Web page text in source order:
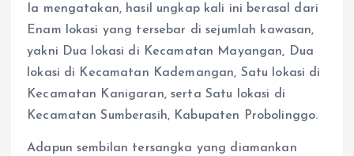
Ia mengatakan, hasil ungkap kali ini berasal dari
Enam lokasi yang tersebar di sejumlah kawasan,
yakni Dua lokasi di Kecamatan Mayangan, Dua
lokasi di Kecamatan Kademangan, Satu lokasi di
Kecamatan Kanigaran, serta Satu lokasi di
Kecamatan Sumberasih, Kabupaten Probolinggo.
Adapun sembilan tersangka yang diamankan